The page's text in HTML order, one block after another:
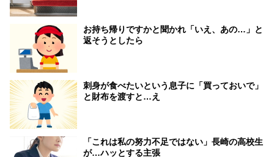
お持ち帰りですかと聞かれ「いえ、あの…」と
返そうとしたら
刺身が食べたいという息子に「買っておいで」
と財布を渡すと…え
「これは私の努力不足ではない」長崎の高校生
が…ハッとする主張